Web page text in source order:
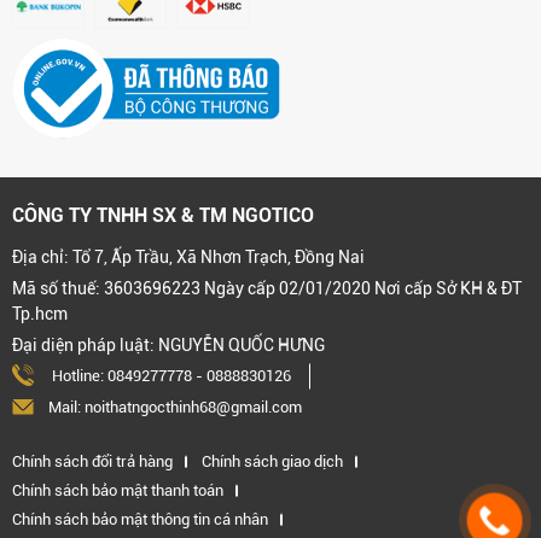
CÔNG TY TNHH SX & TM NGOTICO
Địa chỉ: Tổ 7, Ấp Trầu, Xã Nhơn Trạch, Đồng Nai
Mã số thuế: 3603696223 Ngày cấp 02/01/2020 Nơi cấp Sở KH & ĐT
Tp.hcm
Đại diện pháp luật: NGUYỄN QUỐC HƯNG
Hotline: 0849277778 - 0888830126
Mail: noithatngocthinh68@gmail.com
Chính sách đổi trả hàng
Chính sách giao dịch
Chính sách bảo mật thanh toán
Chính sách bảo mật thông tin cá nhân